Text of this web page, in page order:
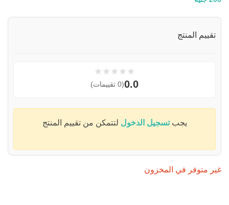
تقييم المنتج
★
★
★
★
★
0.0(0 تقييمات)
يجبتسجيل الدخول لتتمكن من تقييم المنتج
غير متوفر في المخزون